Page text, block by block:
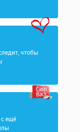
чтобы
ещё